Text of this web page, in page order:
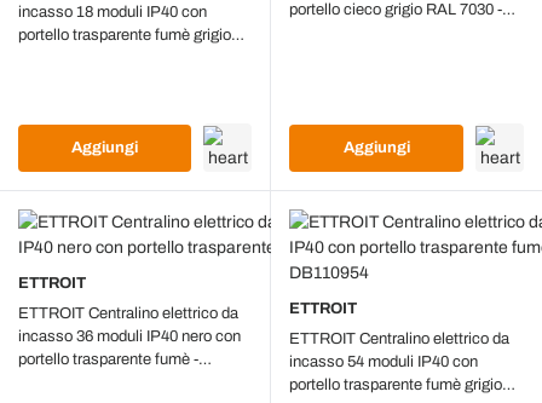
incasso 18 moduli IP40 con
portello trasparente fumè grigio
Aggiungi
portello cieco grigio RAL 7030 -
Aggiungi
ETTROIT
ETTROIT Centralino elettrico da
incasso 36 moduli IP40 nero con
portello trasparente fumè -
ETTROIT
ETTROIT Centralino elettrico da
incasso 54 moduli IP40 con
portello trasparente fumè grigio